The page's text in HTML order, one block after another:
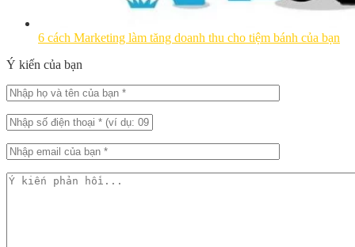
6 cách Marketing làm tăng doanh thu cho tiệm bánh của bạn
Ý kiến của bạn